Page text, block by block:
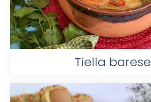
Tiella barese